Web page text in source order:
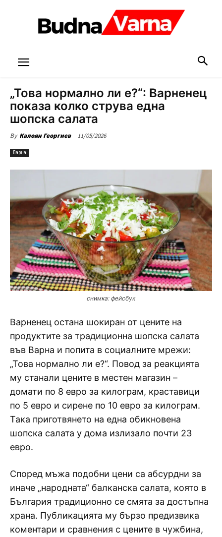
„Това нормално ли е?“: Варненец
показа колко струва една
шопска салата
By Калоян Георгиев 11/05/2026
Варна
снимка: фейсбук
Варненец остана шокиран от цените на
продуктите за традиционна шопска салата
във Варна и попита в социалните мрежи:
„Това нормално ли е?“. Повод за реакцията
му станали цените в местен магазин –
домати по 8 евро за килограм, краставици
по 5 евро и сирене по 10 евро за килограм.
Така приготвянето на една обикновена
шопска салата у дома излизало почти 23
евро.
Според мъжа подобни цени са абсурдни за
иначе „народната“ балканска салата, която в
България традиционно се смята за достъпна
храна. Публикацията му бързо предизвика
коментари и сравнения с цените в чужбина,